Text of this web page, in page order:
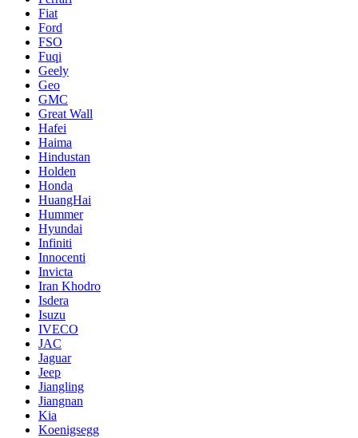
Fiat
Ford
FSO
Fuqi
Geely
Geo
GMC
Great Wall
Hafei
Haima
Hindustan
Holden
Honda
HuangHai
Hummer
Hyundai
Infiniti
Innocenti
Invicta
Iran Khodro
Isdera
Isuzu
IVECO
JAC
Jaguar
Jeep
Jiangling
Jiangnan
Kia
Koenigsegg